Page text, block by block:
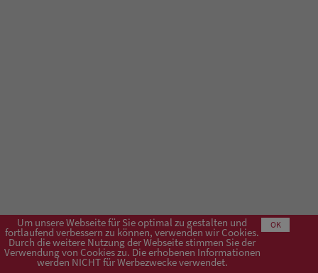
Um unsere Webseite für Sie optimal zu gestalten und
fortlaufend verbessern zu können, verwenden wir Cookies.
Durch die weitere Nutzung der Webseite stimmen Sie der
Verwendung von Cookies zu. Die erhobenen Informationen
werden NICHT für Werbezwecke verwendet.
OK
Impressum AGB Datenschutzerklärung